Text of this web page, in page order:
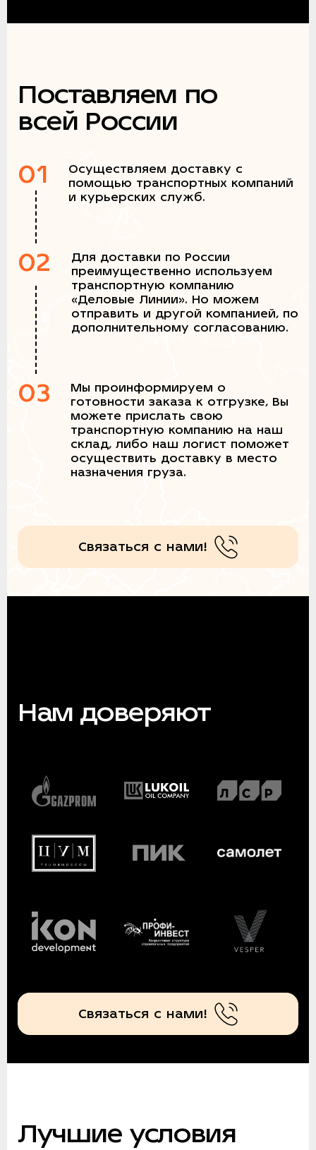
Поставляем по
всей России
01
Осуществляем доставку с
помощью транспортных компаний
и курьерских служб.
02
Для доставки по России
преимущественно используем
транспортную компанию
«Деловые Линии». Но можем
отправить и другой компанией, по
дополнительному согласованию.
03
Мы проинформируем о
готовности заказа к отгрузке, Вы
можете прислать свою
транспортную компанию на наш
склад, либо наш логист поможет
осуществить доставку в место
назначения груза.
Связаться с нами!
Нам доверяют
Связаться с нами!
Лучшие условия